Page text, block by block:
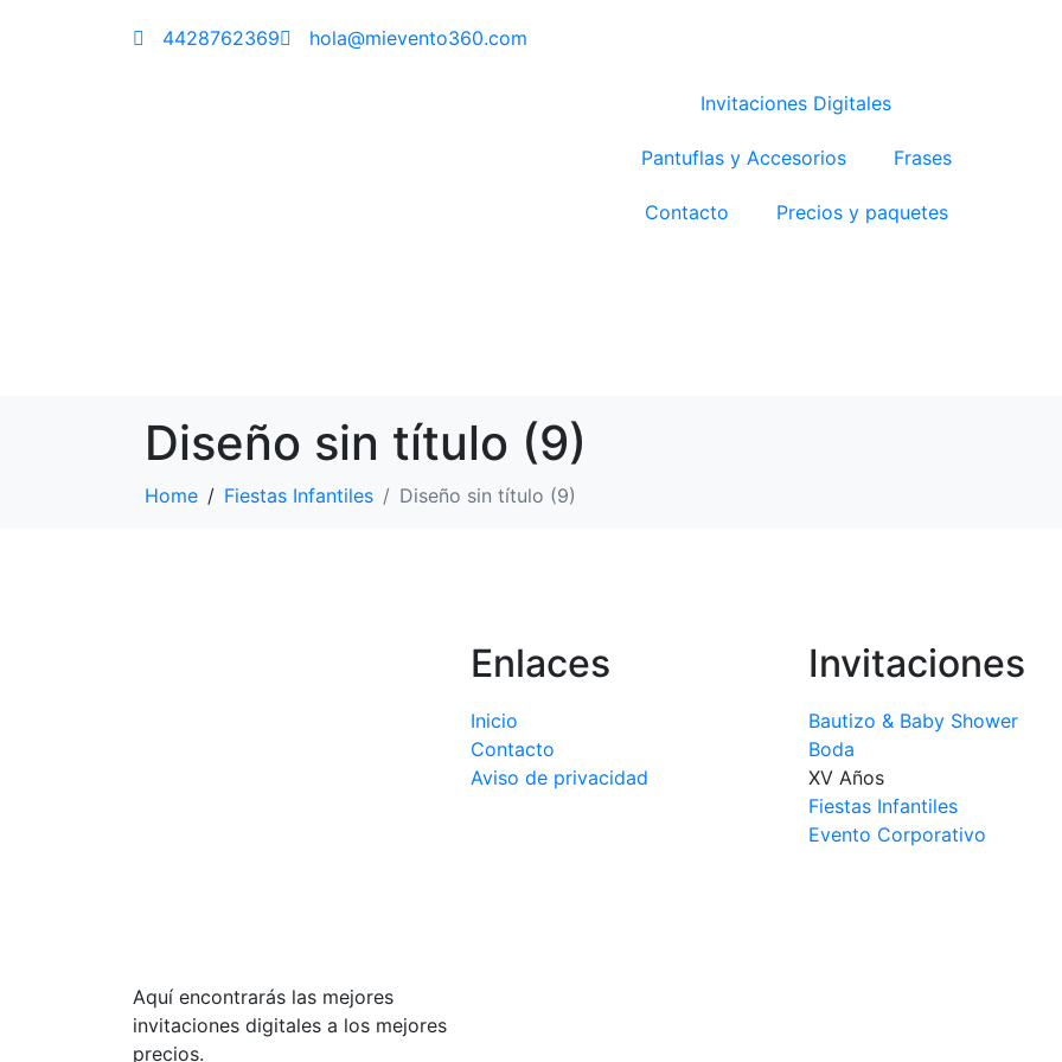
4428762369 hola@mievento360.com
Invitaciones Digitales
Pantuflas y Accesorios Frases
Contacto Precios y paquetes
Diseño sin título (9)
Home Fiestas Infantiles Diseño sin título (9)
Aquí encontrarás las mejores
invitaciones digitales a los mejores
precios.
Enlaces
Inicio
Contacto
Aviso de privacidad
Invitaciones
Bautizo & Baby Shower
Boda
XV Años
Fiestas Infantiles
Evento Corporativo